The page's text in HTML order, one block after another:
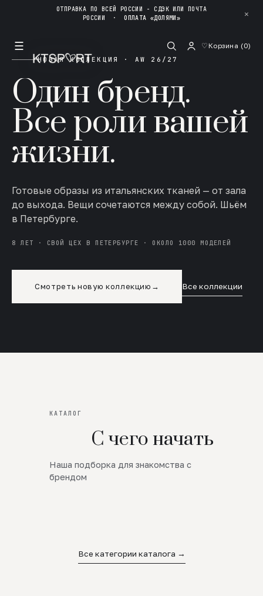
ОТПРАВКА ПО ВСЕЙ РОССИИ - СДЭК ИЛИ ПОЧТА
РОССИИ ·ОПЛАТА «ДОЛЯМИ» ✕
☰ ♡Корзина (0)
НОВАЯ КОЛЛЕКЦИЯ · AW 26/27
Один бренд.
Все роли вашей
жизни.
Готовые образы из итальянских тканей — от зала
до выхода. Вещи сочетаются между собой. Шьём
в Петербурге.
8 ЛЕТ · СВОЙ ЦЕХ В ПЕТЕРБУРГЕ · ОКОЛО 1000 МОДЕЛЕЙ
Смотреть новую коллекцию → Все коллекции
КАТАЛОГ
С чего начать
Наша подборка для знакомства с
брендом
Новинки
SALE
Все категории каталога →